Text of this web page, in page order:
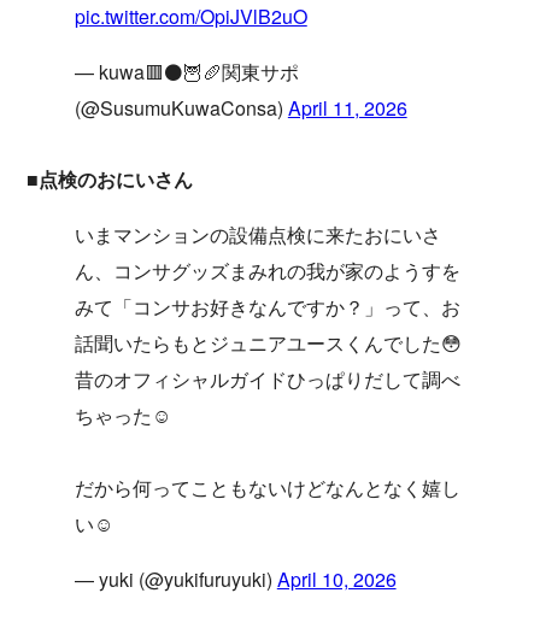
pic.twitter.com/OpiJVlB2uO
— kuwa🟥⚫️🦉🥖関東サポ
(@SusumuKuwaConsa) April 11, 2026
■点検のおにいさん
いまマンションの設備点検に来たおにいさ
ん、コンサグッズまみれの我が家のようすを
みて「コンサお好きなんですか？」って、お
話聞いたらもとジュニアユースくんでした😳
昔のオフィシャルガイドひっぱりだして調べ
ちゃった☺️
だから何ってこともないけどなんとなく嬉し
い☺️
— yuki (@yukifuruyuki) April 10, 2026